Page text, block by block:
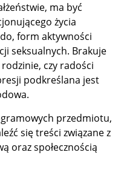
ma być
życia
form aktywności
seksualnych. Brakuje
czy radości
podkreślana jest
przedmiotu,
się treści związane z
oraz społecznością